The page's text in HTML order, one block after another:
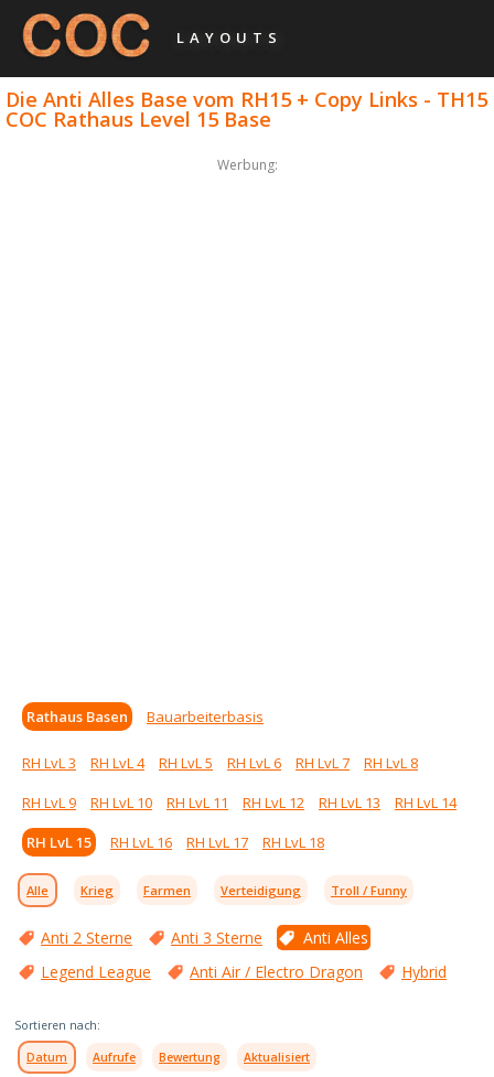
LAYOUTS
Die Anti Alles Base vom RH15 + Copy Links - TH15
COC Rathaus Level 15 Base
Werbung:
Rathaus Basen Bauarbeiterbasis
RH LvL 3 RH LvL 4 RH LvL 5 RH LvL 6 RH LvL 7
RH LvL 8
RH LvL 9
RH LvL 10 RH LvL 11 RH LvL 12 RH LvL 13
RH LvL 14
RH LvL 15
RH LvL 16 RH LvL 17 RH LvL 18
Alle Krieg Farmen Verteidigung Troll / Funny
Anti 2 Sterne Anti 3 Sterne
Anti Alles
Legend League
Anti Air / Electro Dragon Hybrid
Sortieren nach:
Datum Aufrufe Bewertung Aktualisiert